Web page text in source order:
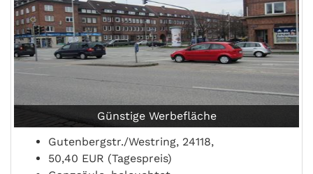
Günstige Werbefläche
Gutenbergstr./Westring, 24118,
50,40 EUR (Tagespreis)